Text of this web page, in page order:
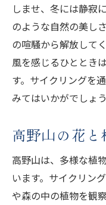
しませ、冬には静寂
のような自然の美し
の喧騒から解放して
風を感じるひととき
す。サイクリングを
みてはいかがでしょう
高野山の花と
高野山は、多様な植
います。サイクリン
や森の中の植物を観